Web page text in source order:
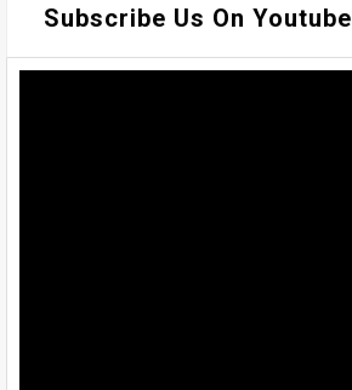
Subscribe Us On Youtube